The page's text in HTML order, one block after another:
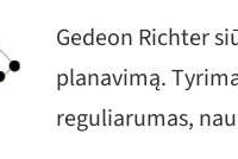
Gedeon Richter
planavimą.
reguliarumas,